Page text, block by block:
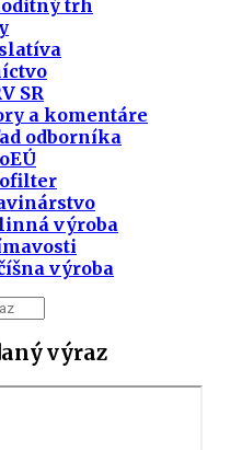
trh
SR
a komentáre
odborníka
výroba
výroba
výraz